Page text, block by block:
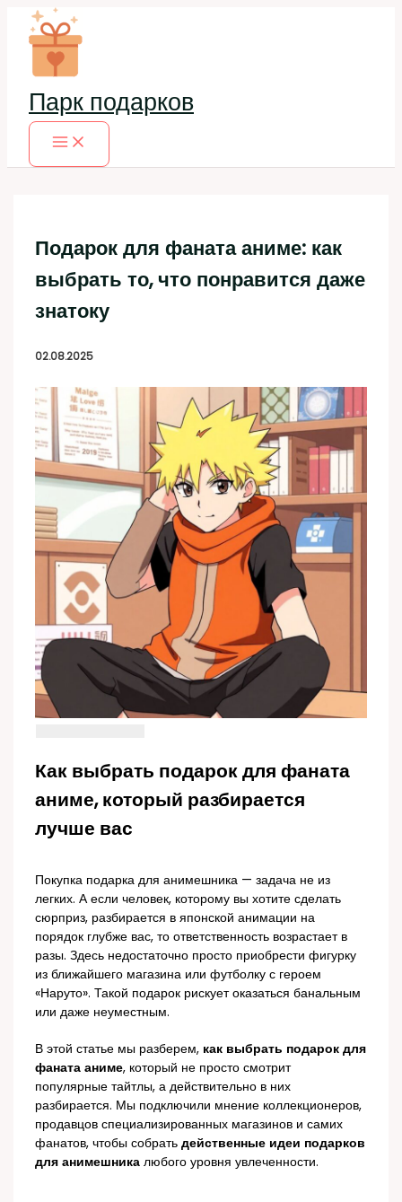
Перейти
содержимому
Парк подарков
Подарок для фаната аниме: как
выбрать то, что понравится даже
знатоку
02.08.2025
Как выбрать подарок для фаната
аниме, который разбирается
лучше вас
Покупка подарка для анимешника — задача не из
легких. А если человек, которому вы хотите сделать
сюрприз, разбирается в японской анимации на
порядок глубже вас, то ответственность возрастает в
разы. Здесь недостаточно просто приобрести фигурку
из ближайшего магазина или футболку с героем
«Наруто». Такой подарок рискует оказаться банальным
или даже неуместным.
В этой статье мы разберем, как выбрать подарок для
фаната аниме, который не просто смотрит
популярные тайтлы, а действительно в них
разбирается. Мы подключили мнение коллекционеров,
продавцов специализированных магазинов и самих
фанатов, чтобы собратьдейственные идеи подарков
для анимешника любого уровня увлеченности.